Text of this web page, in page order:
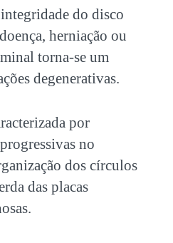
do disco
herniação ou
torna-se um
degenerativas.
por
no
dos círculos
das placas